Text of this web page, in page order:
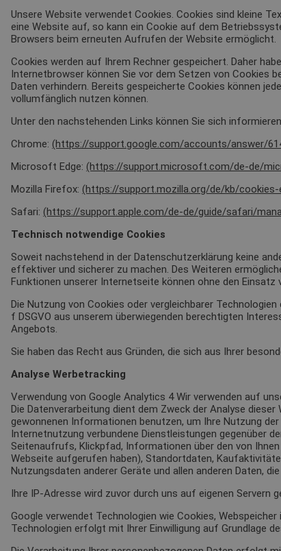
Unsere Website verwendet Cookies. Cookies sind kleine
eine Website auf, so kann ein Cookie auf dem
Browsers beim erneuten Aufrufen der Website ermöglicht.
Cookies werden auf Ihrem Rechner gespeichert. Daher
Internetbrowser können Sie vor dem Setzen von Cookies
Daten verhindern. Bereits gespeicherte Cookies können
vollumfänglich nutzen können.
Unter den nachstehenden Links können Sie sich
Chrome: (https://support.google.com/accounts/answer/
Microsoft Edge: (https://support.microsoft.com/de-de/
Mozilla Firefox: (https://support.mozilla.org/de/kb/cookies-
Safari: (https://support.apple.com/de-de/guide/safari/
Technisch notwendige Cookies
Soweit nachstehend in der Datenschutzerklärung keine
effektiver und sicherer zu machen. Des Weiteren
Funktionen unserer Internetseite können ohne den
Die Nutzung von Cookies oder vergleichbarer
f DSGVO aus unserem überwiegenden berechtigten
Angebots.
Sie haben das Recht aus Gründen, die sich aus Ihrer
Analyse Werbetracking
Verwendung von Google Analytics 4 Wir verwenden auf
Die Datenverarbeitung dient dem Zweck der Analyse
gewonnenen Informationen benutzen, um Ihre Nutzung
Internetnutzung verbundene Dienstleistungen gegenüber
Seitenaufrufs, Klickpfad, Informationen über den von
Webseite aufgerufen haben), Standortdaten,
Nutzungsdaten anderer Geräte und allen anderen Daten,
Ihre IP-Adresse wird zuvor durch uns auf eigenen Servern
Google verwendet Technologien wie Cookies,
Technologien erfolgt mit Ihrer Einwilligung auf Grundlage